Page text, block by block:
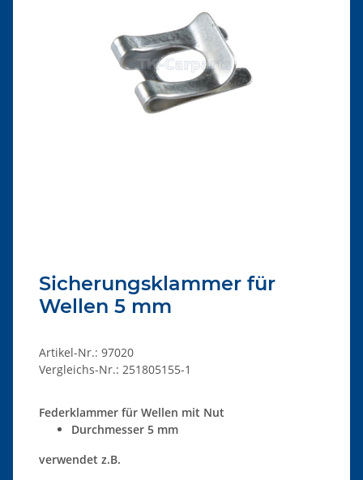
Sicherungsklammer für
Wellen 5 mm
Artikel-Nr.: 97020
Vergleichs-Nr.: 251805155-1
Federklammer für Wellen mit Nut
Durchmesser 5 mm
verwendet z.B.